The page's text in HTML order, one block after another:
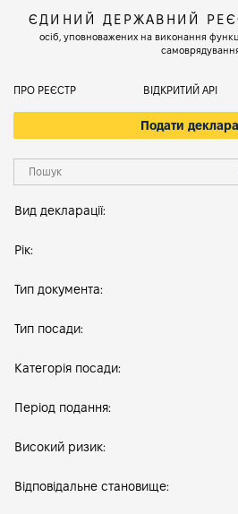
ЄДИНИЙ ДЕРЖАВНИЙ
осіб, уповноважених на виконання
ПРО РЕЄСТР ВІДКРИТИЙ АРІ
Подати
Вид декларації:
Рік:
Тип документа:
Тип посади:
Категорія посади:
Період подання:
Високий ризик:
Відповідальне становище: